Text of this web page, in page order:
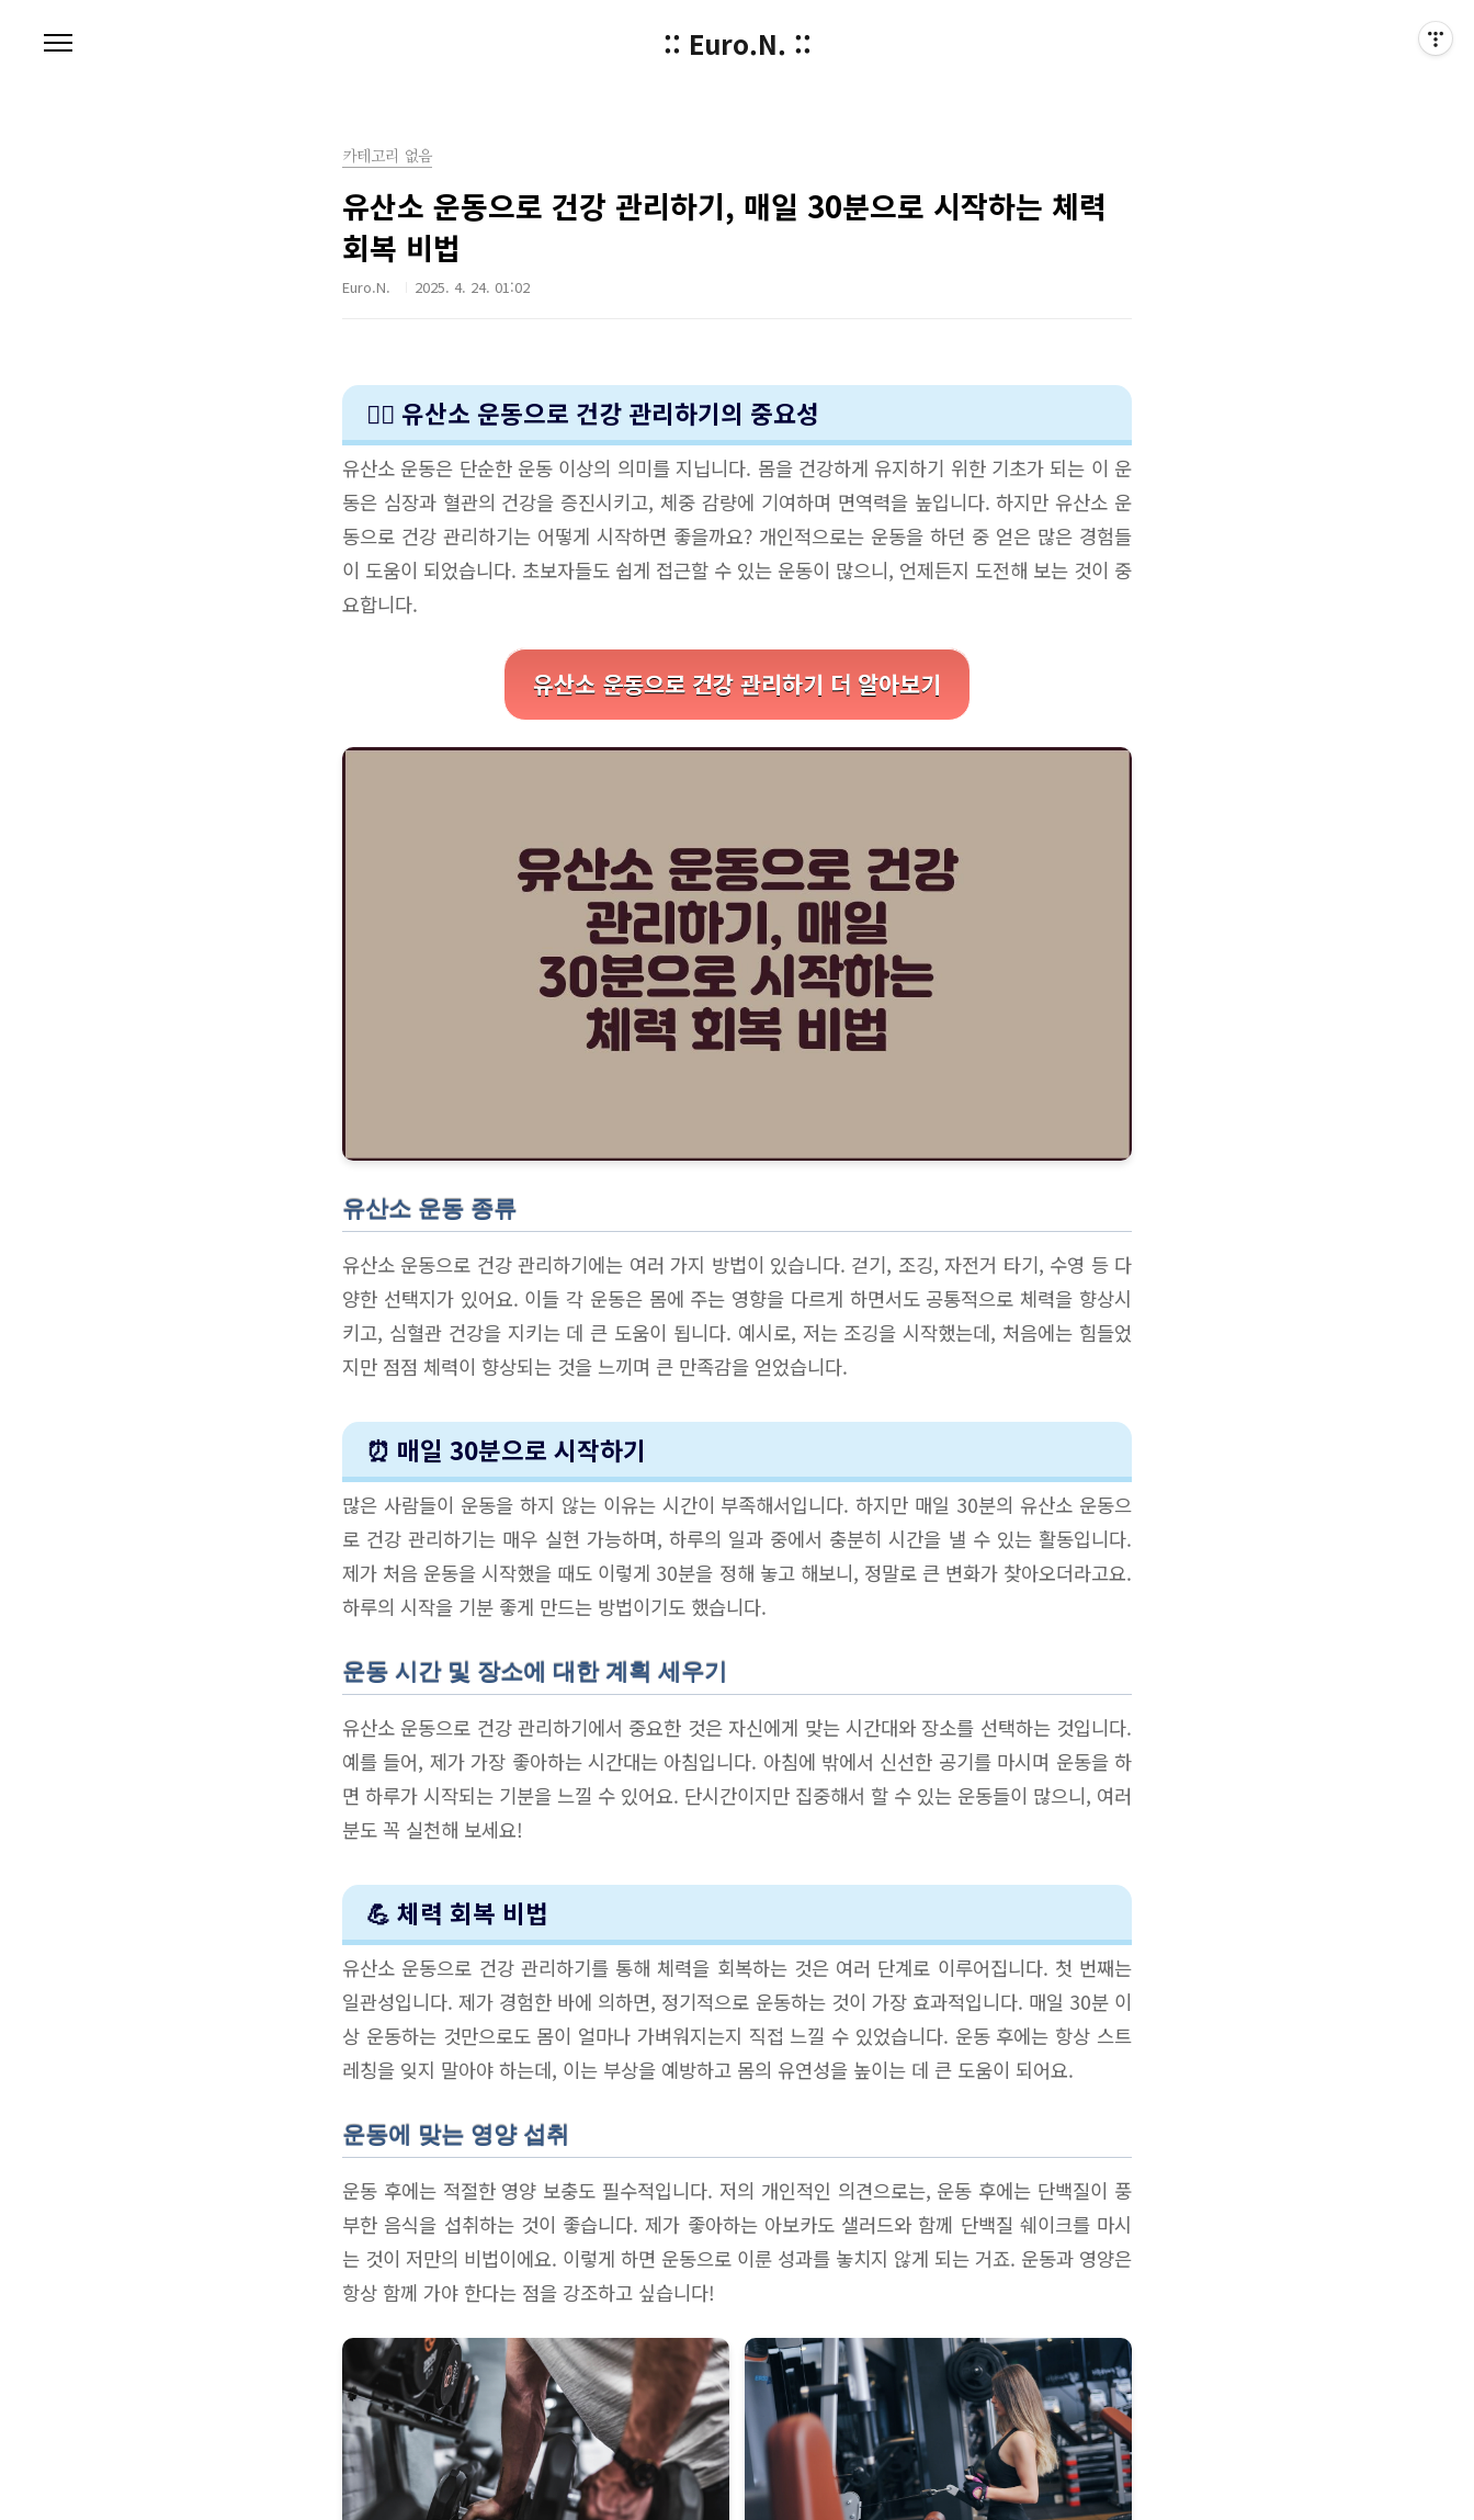
:: Euro.N. ::
카테고리 없음
유산소 운동으로 건강 관리하기, 매일 30분으로 시작하는 체력
회복 비법
Euro.N. 2025. 4. 24. 01:02
🏃‍♂️ 유산소 운동으로 건강 관리하기의 중요성
유산소 운동은 단순한 운동 이상의 의미를 지닙니다. 몸을 건강하게 유지하기 위한 기초가 되는 이 운
동은 심장과 혈관의 건강을 증진시키고, 체중 감량에 기여하며 면역력을 높입니다. 하지만 유산소 운
동으로 건강 관리하기는 어떻게 시작하면 좋을까요? 개인적으로는 운동을 하던 중 얻은 많은 경험들
이 도움이 되었습니다. 초보자들도 쉽게 접근할 수 있는 운동이 많으니, 언제든지 도전해 보는 것이 중
요합니다.
유산소 운동으로 건강 관리하기 더 알아보기
유산소 운동 종류
유산소 운동으로 건강 관리하기에는 여러 가지 방법이 있습니다. 걷기, 조깅, 자전거 타기, 수영 등 다
양한 선택지가 있어요. 이들 각 운동은 몸에 주는 영향을 다르게 하면서도 공통적으로 체력을 향상시
키고, 심혈관 건강을 지키는 데 큰 도움이 됩니다. 예시로, 저는 조깅을 시작했는데, 처음에는 힘들었
지만 점점 체력이 향상되는 것을 느끼며 큰 만족감을 얻었습니다.
⏰ 매일 30분으로 시작하기
많은 사람들이 운동을 하지 않는 이유는 시간이 부족해서입니다. 하지만 매일 30분의 유산소 운동으
로 건강 관리하기는 매우 실현 가능하며, 하루의 일과 중에서 충분히 시간을 낼 수 있는 활동입니다.
제가 처음 운동을 시작했을 때도 이렇게 30분을 정해 놓고 해보니, 정말로 큰 변화가 찾아오더라고요.
하루의 시작을 기분 좋게 만드는 방법이기도 했습니다.
운동 시간 및 장소에 대한 계획 세우기
유산소 운동으로 건강 관리하기에서 중요한 것은 자신에게 맞는 시간대와 장소를 선택하는 것입니다.
예를 들어, 제가 가장 좋아하는 시간대는 아침입니다. 아침에 밖에서 신선한 공기를 마시며 운동을 하
면 하루가 시작되는 기분을 느낄 수 있어요. 단시간이지만 집중해서 할 수 있는 운동들이 많으니, 여러
분도 꼭 실천해 보세요!
💪 체력 회복 비법
유산소 운동으로 건강 관리하기를 통해 체력을 회복하는 것은 여러 단계로 이루어집니다. 첫 번째는
일관성입니다. 제가 경험한 바에 의하면, 정기적으로 운동하는 것이 가장 효과적입니다. 매일 30분 이
상 운동하는 것만으로도 몸이 얼마나 가벼워지는지 직접 느낄 수 있었습니다. 운동 후에는 항상 스트
레칭을 잊지 말아야 하는데, 이는 부상을 예방하고 몸의 유연성을 높이는 데 큰 도움이 되어요.
운동에 맞는 영양 섭취
운동 후에는 적절한 영양 보충도 필수적입니다. 저의 개인적인 의견으로는, 운동 후에는 단백질이 풍
부한 음식을 섭취하는 것이 좋습니다. 제가 좋아하는 아보카도 샐러드와 함께 단백질 쉐이크를 마시
는 것이 저만의 비법이에요. 이렇게 하면 운동으로 이룬 성과를 놓치지 않게 되는 거죠. 운동과 영양은
항상 함께 가야 한다는 점을 강조하고 싶습니다!